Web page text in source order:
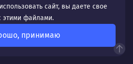
сайт, вы даете свое
этими файлами.
принимаю